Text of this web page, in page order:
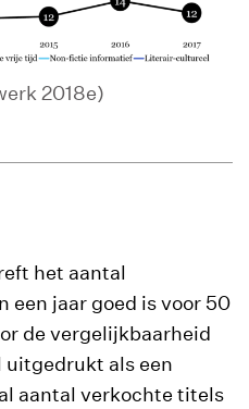
2018e)
het aantal
jaar goed is voor 50
de vergelijkbaarheid
uitgedrukt als een
aantal verkochte titels